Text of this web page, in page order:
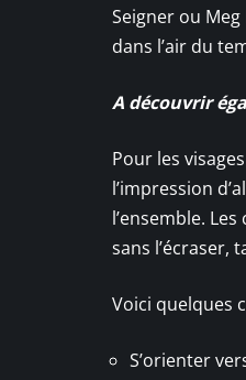
Seigner ou
dans l’air du
A découvrir
Pour les
l’impression
l’ensemble.
sans l’écraser,
Voici quelques
S’orienter